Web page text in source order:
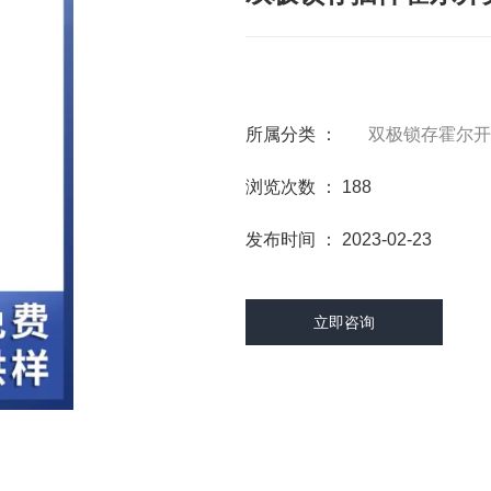
所属分类 ： 双极锁存霍尔
浏览次数 ： 188
发布时间 ： 2023-02-23
立即咨询